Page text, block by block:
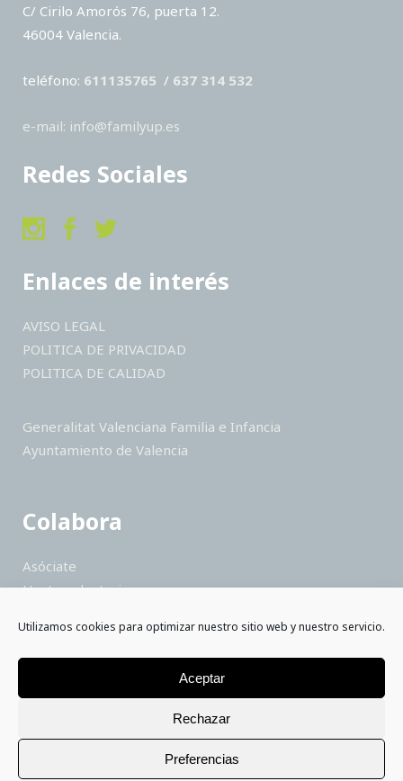
Utilizamos cookies para optimizar nuestro sitio web y nuestro servicio.
Aceptar
Rechazar
Preferencias
C/ Cirilo Amorós 76, puerta 12.
46004 Valencia.
teléfono: 611135765 / 637 314 532
e-mail: info@familyup.es
Redes Sociales
Enlaces de interés
AVISO LEGAL
POLITICA DE PRIVACIDAD
POLITICA DE CALIDAD
Generalitat Valenciana Familia e Infancia
Ayuntamiento de Valencia
Colabora
Asóciate
Hazte voluntario
Colabora como empresa
Saber más